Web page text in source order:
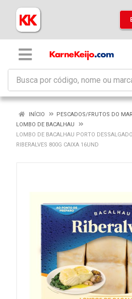
INÍCIO
PESCADOS/FRUTOS DO MAR
LOMBO DE BACALHAU
LOMBO DE BACALHAU PORTO DESSALGADO
RIBERALVES 800G CAIXA 16UND